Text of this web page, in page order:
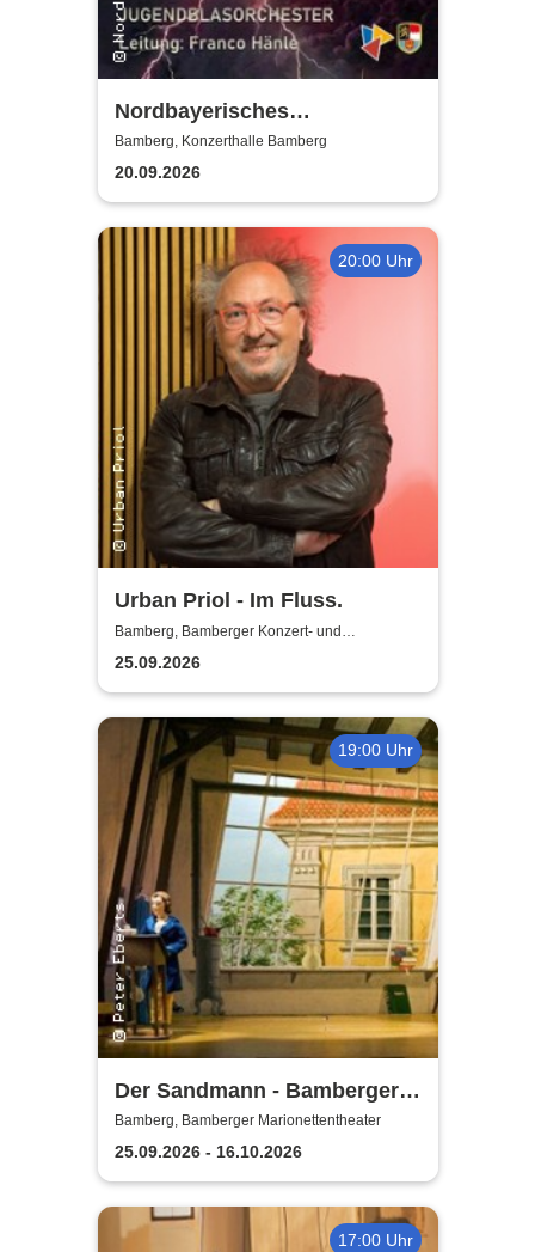
Nordbayerisches
Jugendblasorchester |
Konzerthalle Bamberg
Bamberg, Konzerthalle Bamberg
20.09.2026
20:00 Uhr
Urban Priol - Im Fluss.
Bamberg, Bamberger Konzert- und
Kongresshalle (Hegelsaal)
25.09.2026
19:00 Uhr
Der Sandmann - Bamberger
Marionettentheater
Bamberg, Bamberger Marionettentheater
25.09.2026 - 16.10.2026
17:00 Uhr